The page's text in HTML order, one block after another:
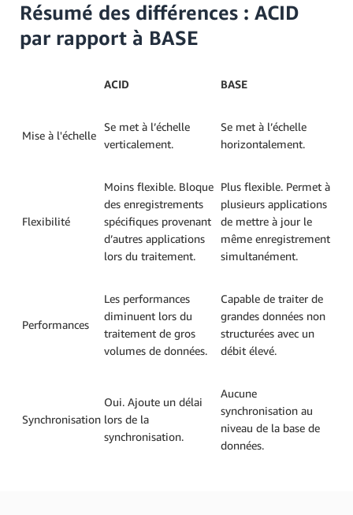
Résumé des différences : ACID
par rapport à BASE
ACID BASE
Mise à l'échelle
Se met à l’échelle
verticalement.
Se met à l’échelle
horizontalement.
Flexibilité
Moins flexible. Bloque
des enregistrements
spécifiques provenant
d’autres applications
lors du traitement.
Plus flexible. Permet à
plusieurs applications
de mettre à jour le
même enregistrement
simultanément.
Performances
Les performances
diminuent lors du
traitement de gros
volumes de données.
Capable de traiter de
grandes données non
structurées avec un
débit élevé.
Synchronisation
Oui. Ajoute un délai
lors de la
synchronisation.
Aucune
synchronisation au
niveau de la base de
données.